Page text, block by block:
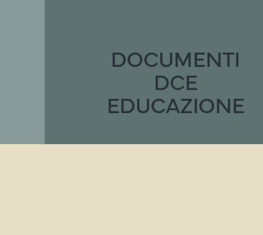
DOCUMENTI
DCE
EDUCAZIONE